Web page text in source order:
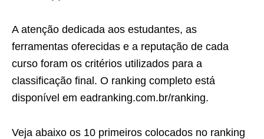
A atenção dedicada aos estudantes, as
ferramentas oferecidas e a reputação de cada
curso foram os critérios utilizados para a
classificação final. O ranking completo está
disponível em eadranking.com.br/ranking.
Veja abaixo os 10 primeiros colocados no ranking